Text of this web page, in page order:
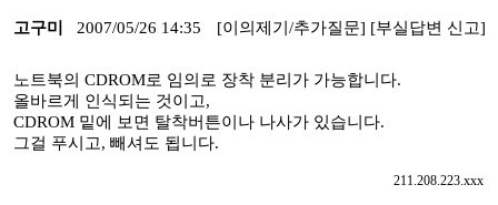
고구미 2007/05/26 14:35 [이의제기/추가질문] [부실답변 신고]
노트북의 CDROM로 임의로 장착 분리가 가능합니다.
올바르게 인식되는 것이고,
CDROM 밑에 보면 탈착버튼이나 나사가 있습니다.
그걸 푸시고, 빼셔도 됩니다.
211.208.223.xxx